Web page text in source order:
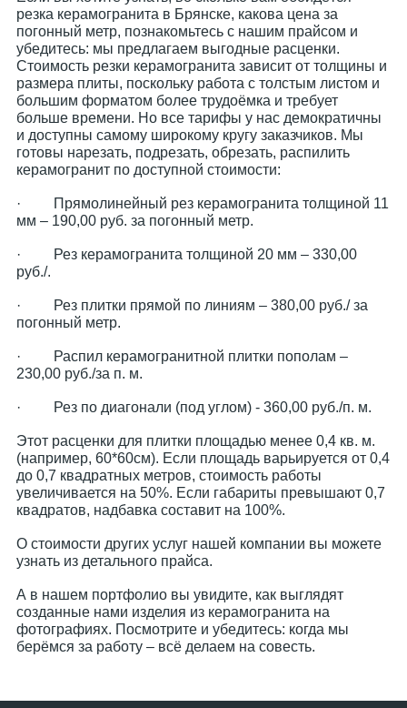
резка керамогранита в Брянске, какова цена за
погонный метр, познакомьтесь с нашим прайсом и
убедитесь: мы предлагаем выгодные расценки.
Стоимость резки керамогранита зависит от толщины и
размера плиты, поскольку работа с толстым листом и
большим форматом более трудоёмка и требует
больше времени. Но все тарифы у нас демократичны
и доступны самому широкому кругу заказчиков. Мы
готовы нарезать, подрезать, обрезать, распилить
керамогранит по доступной стоимости:
· Прямолинейный рез керамогранита толщиной 11
мм – 190,00 руб. за погонный метр.
· Рез керамогранита толщиной 20 мм – 330,00
руб./.
· Рез плитки прямой по линиям – 380,00 руб./ за
погонный метр.
· Распил керамогранитной плитки пополам –
230,00 руб./за п. м.
· Рез по диагонали (под углом) - 360,00 руб./п. м.
Этот расценки для плитки площадью менее 0,4 кв. м.
(например, 60*60см). Если площадь варьируется от 0,4
до 0,7 квадратных метров, стоимость работы
увеличивается на 50%. Если габариты превышают 0,7
квадратов, надбавка составит на 100%.
О стоимости других услуг нашей компании вы можете
узнать из детального прайса.
А в нашем портфолио вы увидите, как выглядят
созданные нами изделия из керамогранита на
фотографиях. Посмотрите и убедитесь: когда мы
берёмся за работу – всё делаем на совесть.